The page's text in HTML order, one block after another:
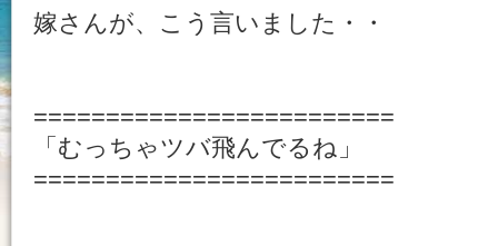
嫁さんが、こう言いました・・
=========================
「むっちゃツバ飛んでるね」
=========================